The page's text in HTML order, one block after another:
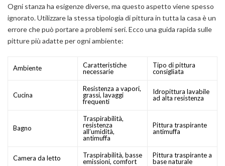
Ogni stanza ha esigenze diverse, ma questo aspetto viene spesso
ignorato. Utilizzare la stessa tipologia di pittura in tutta la casa è un
errore che può portare a problemi seri. Ecco una guida rapida sulle
pitture più adatte per ogni ambiente:
Ambiente
Caratteristiche
necessarie
Tipo di pittura
consigliata
Cucina
Resistenza a vapori,
grassi, lavaggi
frequenti
Idropittura lavabile
ad alta resistenza
Bagno
Traspirabilità,
resistenza
all’umidità,
antimuffa
Pittura traspirante
antimuffa
Camera da letto
Traspirabilità, basse
emissioni, comfort
Pittura traspirante a
base naturale